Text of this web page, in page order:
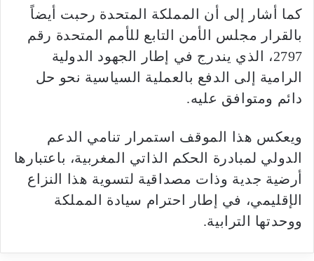
كما أشار إلى أن المملكة المتحدة رحبت أيضاً
بالقرار مجلس الأمن التابع للأمم المتحدة رقم
2797، الذي يندرج في إطار الجهود الدولية
الرامية إلى الدفع بالعملية السياسية نحو حل
دائم ومتوافق عليه.
ويعكس هذا الموقف استمرار تنامي الدعم
الدولي لمبادرة الحكم الذاتي المغربية، باعتبارها
أرضية جدية وذات مصداقية لتسوية هذا النزاع
الإقليمي، في إطار احترام سيادة المملكة
ووحدتها الترابية.